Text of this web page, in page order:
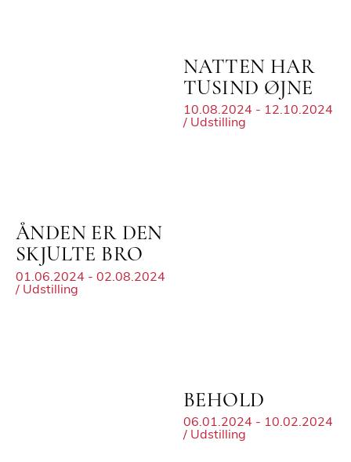
NATTEN HAR
TUSIND ØJNE
10.08.2024 - 12.10.2024
/ Udstilling
ÅNDEN ER DEN
SKJULTE BRO
01.06.2024 - 02.08.2024
/ Udstilling
BEHOLD
06.01.2024 - 10.02.2024
/ Udstilling